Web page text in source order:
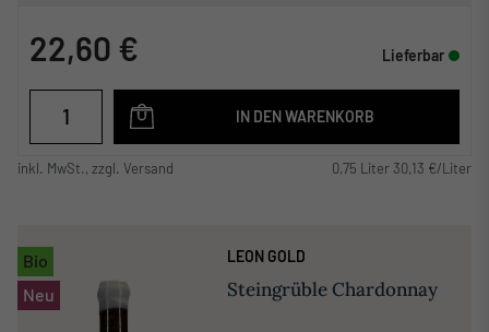
22,60 € Lieferbar
IN DEN WARENKORB
inkl. MwSt., zzgl. Versand 0,75 Liter 30,13 €/Liter
Bio
Neu
LEON GOLD
Steingrüble Chardonnay